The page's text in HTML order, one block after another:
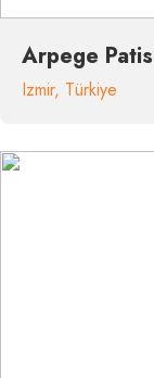
Arpege
Izmir, Türkiye